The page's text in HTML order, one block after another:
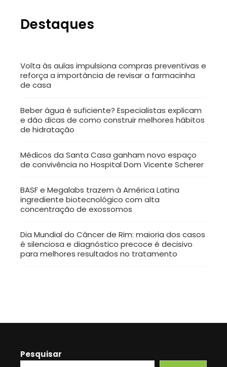
Destaques
Volta às aulas impulsiona compras preventivas e
reforça a importância de revisar a farmacinha
de casa
Beber água é suficiente? Especialistas explicam
e dão dicas de como construir melhores hábitos
de hidratação
Médicos da Santa Casa ganham novo espaço
de convivência no Hospital Dom Vicente Scherer
BASF e Megalabs trazem à América Latina
ingrediente biotecnológico com alta
concentração de exossomos
Dia Mundial do Câncer de Rim: maioria dos casos
é silenciosa e diagnóstico precoce é decisivo
para melhores resultados no tratamento
Pesquisar